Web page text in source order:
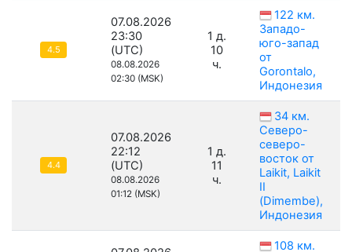
4.5
07.08.2026
23:30
(UTC)
08.08.2026
02:30 (MSK)
1 д.
10
ч.
122 км.
Западо-
юго-запад
от
Gorontalo,
Индонезия
4.4
07.08.2026
22:12
(UTC)
08.08.2026
01:12 (MSK)
1 д.
11
ч.
34 км.
Северо-
северо-
восток от
Laikit, Laikit
II
(Dimembe),
Индонезия
108 км.